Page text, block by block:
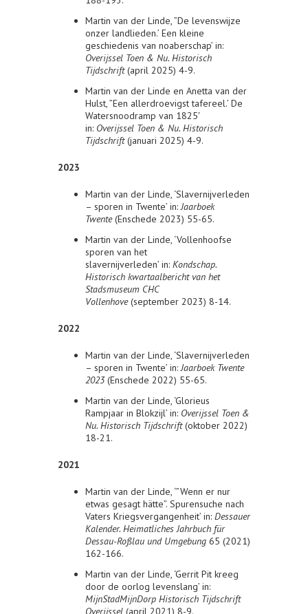
Martin van der Linde, ”De levenswijze
onzer landlieden.’ Een kleine
geschiedenis van noaberschap’ in:
Overijssel Toen & Nu. Historisch
Tijdschrift(april 2025) 4-9.
Martin van der Linde en Anetta van der
Hulst, ”Een allerdroevigst tafereel.’ De
Watersnoodramp van 1825′
in: Overijssel Toen & Nu. Historisch
Tijdschrift(januari 2025) 4-9.
2023
Martin van der Linde, ‘Slavernijverleden
– sporen in Twente’ in:Jaarboek
Twente(Enschede 2023) 55-65.
Martin van der Linde, ‘Vollenhoofse
sporen van het
slavernijverleden’ in: Kondschap.
Historisch kwartaalbericht van het
Stadsmuseum CHC
Vollenhove(september 2023) 8-14.
2022
Martin van der Linde, ‘Slavernijverleden
– sporen in Twente’ in:Jaarboek Twente
2023(Enschede 2022) 55-65.
Martin van der Linde, ‘Glorieus
Rampjaar in Blokzijl’ in: Overijssel Toen &
Nu. Historisch Tijdschrift(oktober 2022)
18-21.
2021
Martin van der Linde, ‘”Wenn er nur
etwas gesagt hätte”. Spurensuche nach
Vaters Kriegsvergangenheit’ in: Dessauer
Kalender. Heimatliches Jahrbuch für
Dessau-Roßlau und Umgebung 65 (2021)
162-166.
Martin van der Linde, ‘Gerrit Pit kreeg
door de oorlog levenslang’ in:
MijnStadMijnDorp Historisch Tijdschrift
Overijssel (april 2021) 8-9.